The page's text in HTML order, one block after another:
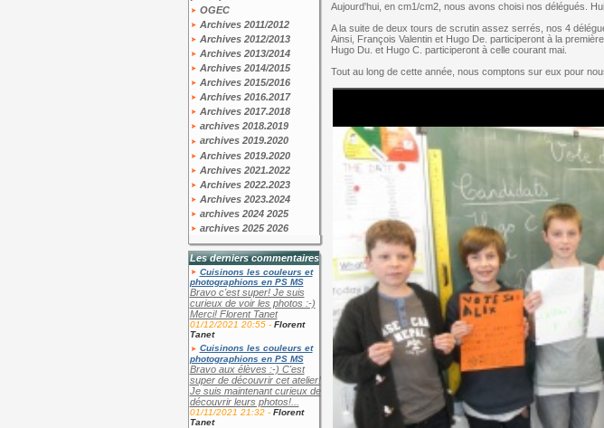
OGEC
Archives 2011/2012
Archives 2012/2013
Archives 2013/2014
Archives 2014/2015
Archives 2015/2016
Archives 2016.2017
Archives 2017.2018
archives 2018.2019
archives 2019.2020
Archives 2019.2020
Archives 2021.2022
Archives 2022.2023
Archives 2023.2024
archives 2024 2025
archives 2025 2026
Les derniers commentaires
Cuisinons les couleurs et
photographions en PS MS
Bravo c'est super! Je suis
curieux de voir les photos :-)
Merci! Florent Tanet
01/12/2021 20:55 - Florent
Tanet
Cuisinons les couleurs et
photographions en PS MS
Bravo aux élèves :-) C'est
super de découvrir cet atelier!
Je suis maintenant curieux de
découvrir leurs photos!...
01/11/2021 21:32 - Florent
Tanet
Aujourd'hui, en cm1/cm2, nous avons choisi nos délégués.
A la suite de deux tours de scrutin assez serrés, nos 4
Ainsi, François Valentin et Hugo De. participeront à la
Hugo Du. et Hugo C. participeront à celle courant mai.
Tout au long de cette année, nous comptons sur eux pour